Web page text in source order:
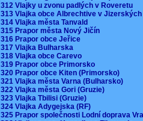
312 Vlajky u zvonu padlých v Roveretu
313 Vlajka obce Albrechtive v
314 Vlajka města Tanvald
315 Prapor města Nový Jičín
316 Prapor obce Jeřice
317 Vlajka Bulharska
318 Vlajka obce Carevo
319 Prapor obce Primorsko
320 Prapor obce Kiten (Primorsko)
321 Vlajka města Varna (Bulharsko)
322 Vlajka města Gori (Gruzie)
323 Vlajka Tbilisi (Gruzie)
324 Vlajka Adygejska (RF)
325 Prapor společnosti Lodní doprava